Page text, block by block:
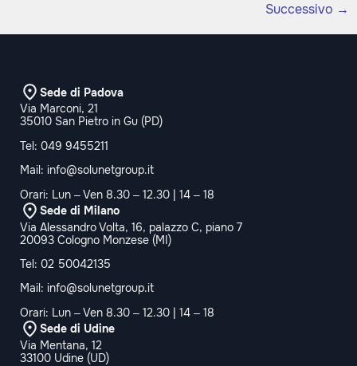
Successivo →
Sede di Padova
Via Marconi, 21
35010 San Pietro in Gu (PD)
Tel: 049 9455211
Mail: info@solunetgroup.it
Orari: Lun – Ven 8.30 – 12.30 | 14 – 18
Sede di Milano
Via Alessandro Volta, 16, palazzo C, piano 7
20093 Cologno Monzese (MI)
Tel: 02 50042135
Mail: info@solunetgroup.it
Orari: Lun – Ven 8.30 – 12.30 | 14 – 18
Sede di Udine
Via Mentana, 12
33100 Udine (UD)